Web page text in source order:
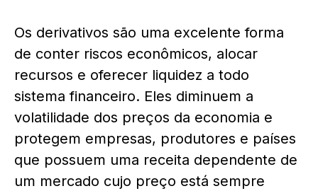
Os derivativos são uma excelente forma
de conter riscos econômicos, alocar
recursos e oferecer liquidez a todo
sistema financeiro. Eles diminuem a
volatilidade dos preços da economia e
protegem empresas, produtores e países
que possuem uma receita dependente de
um mercado cujo preço está sempre